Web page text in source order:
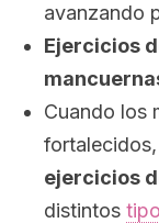
avanzando
Ejercicios
Cuando los
ejercicios
distintos